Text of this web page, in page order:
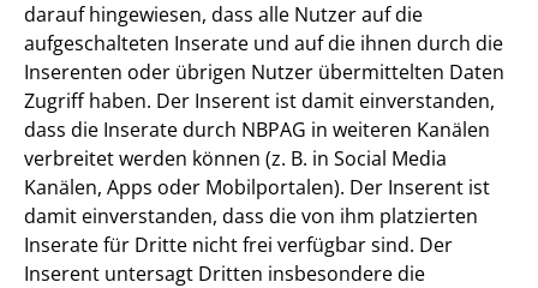
darauf hingewiesen, dass alle Nutzer auf die
aufgeschalteten Inserate und auf die ihnen durch die
Inserenten oder übrigen Nutzer übermittelten Daten
Zugriff haben. Der Inserent ist damit einverstanden,
dass die Inserate durch NBPAG in weiteren Kanälen
verbreitet werden können (z. B. in Social Media
Kanälen, Apps oder Mobilportalen). Der Inserent ist
damit einverstanden, dass die von ihm platzierten
Inserate für Dritte nicht frei verfügbar sind. Der
Inserent untersagt Dritten insbesondere die